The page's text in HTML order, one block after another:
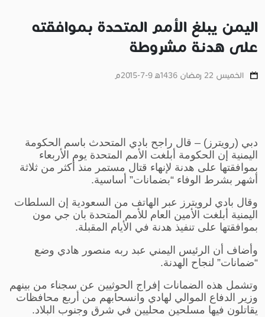
اليمن يبلغ الأمم المتحدة بموافقته
على هدنة مشروطة
الخميس 22 رمضان 1436ﻫ 9-7-2015م
دبي (رويترز) – قال راجح بادي المتحدث باسم الحكومة
اليمنية إن الحكومة أبلغت الأمم المتحدة يوم الأربعاء
بموافقتها على هدنة لإنهاء قتال مستمر منذ أكثر من ثلاثة
أشهر بشرط الوفاء “بضمانات” أساسية.
وقال بادي لرويترز عبر الهاتف من السعودية إن السلطات
اليمنية أبلغت الأمين العام للأمم المتحدة بان جي مون
بموافقتها على تنفيذ هدنة في الأيام المقبلة.
وأضاف أن الرئيس اليمني عبد ربه منصور هادي وضع
“ضمانات” لنجاح الهدنة.
وتشمل هذه الضمانات إفراج الحوثيين عن سجناء من بينهم
وزير الدفاع الموالي لهادي وانسحابهم من أربع محافظات
يقاتلون فيها مسلحين محليين في شرق وجنوب البلاد.